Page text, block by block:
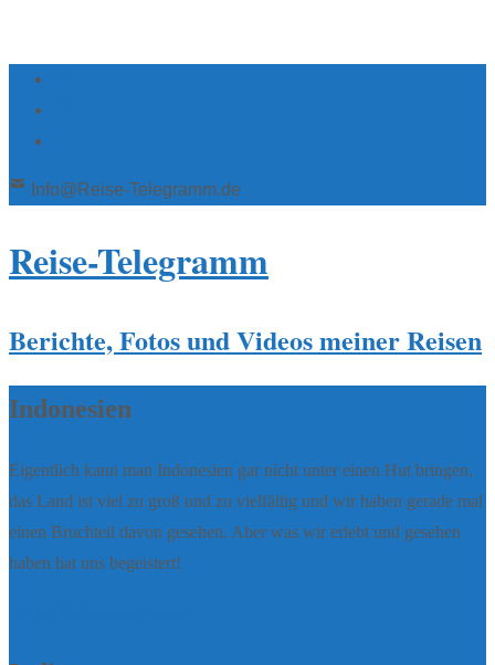
Info@Reise-Telegramm.de
Reise-Telegramm
Berichte, Fotos und Videos meiner Reisen
Indonesien
Eigentlich kann man Indonesien gar nicht unter einen Hut bringen,
das Land ist viel zu groß und zu vielfältig und wir haben gerade mal
einen Bruchteil davon gesehen. Aber was wir erlebt und gesehen
haben hat uns begeistert!